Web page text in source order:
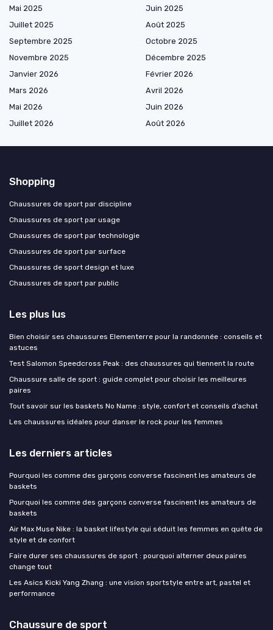
Mai 2025
Juin 2025
Juillet 2025
Août 2025
Septembre 2025
Octobre 2025
Novembre 2025
Décembre 2025
Janvier 2026
Février 2026
Mars 2026
Avril 2026
Mai 2026
Juin 2026
Juillet 2026
Août 2026
Shopping
Chaussures de sport par discipline
Chaussures de sport par usage
Chaussures de sport par technologie
Chaussures de sport par surface
Chaussures de sport design et luxe
Chaussures de sport par public
Les plus lus
Bien choisir ses chaussures Elementerre pour la randonnée : conseils et
astuces
Test Salomon Speedcross Peak : des chaussures qui tiennent la route
Chaussure salle de sport : guide complet pour choisir les meilleures
paires
Tout savoir sur les baskets No Name : style, confort et conseils d’achat
Les chaussures idéales pour danser le rock pour les femmes
Les derniers articles
Pourquoi les comme des garçons converse fascinent les amateurs de
baskets
Pourquoi les comme des garçons converse fascinent les amateurs de
baskets
Air Max Muse Nike : la basket lifestyle qui séduit les femmes en quête de
style et de confort
Faire durer ses chaussures de sport : pourquoi alterner deux paires
change tout
Les Asics Kicki Yang Zhang : une vision sportstyle entre art, pastel et
performance
Chaussure de sport